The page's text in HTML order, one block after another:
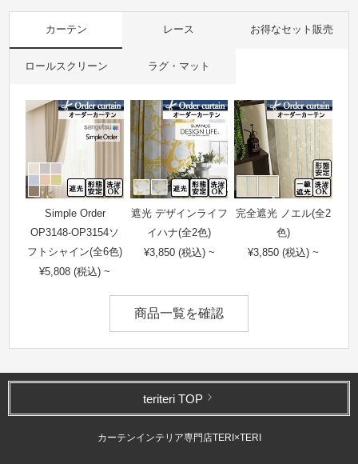
カーテン レース お得なセット販売
ロールスクリーン ラグ・マット
Simple Order
OP3148-OP3154ソ
フトシャイン(全6色)
¥5,808 (税込) ~
遮光 デザインライフ
イハナ(全2色)
¥3,850 (税込) ~
完全遮光 ノエル(全2
色)
¥3,850 (税込) ~
商品一覧を確認
teriteri TOP
カーテンインテリア専門店TERI×TERI